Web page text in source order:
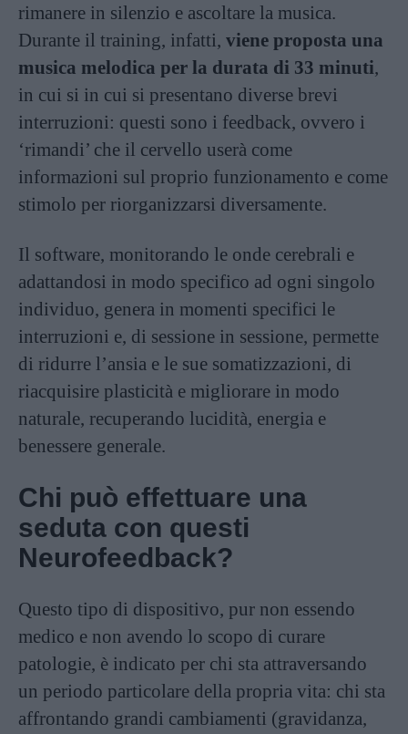
rimanere in silenzio e ascoltare la musica.
Durante il training, infatti, viene proposta una
musica melodica per la durata di 33 minuti,
in cui si in cui si presentano diverse brevi
interruzioni: questi sono i feedback, ovvero i
‘rimandi’ che il cervello userà come
informazioni sul proprio funzionamento e come
stimolo per riorganizzarsi diversamente.
Il software, monitorando le onde cerebrali e
adattandosi in modo specifico ad ogni singolo
individuo, genera in momenti specifici le
interruzioni e, di sessione in sessione, permette
di ridurre l’ansia e le sue somatizzazioni, di
riacquisire plasticità e migliorare in modo
naturale, recuperando lucidità, energia e
benessere generale.
Chi può effettuare una
seduta con questi
Neurofeedback?
Questo tipo di dispositivo, pur non essendo
medico e non avendo lo scopo di curare
patologie, è indicato per chi sta attraversando
un periodo particolare della propria vita: chi sta
affrontando grandi cambiamenti (gravidanza,